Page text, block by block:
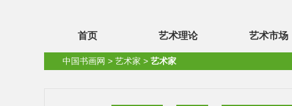
首页 艺术理论 艺术市场
中国书画网 > 艺术家 > 艺术家